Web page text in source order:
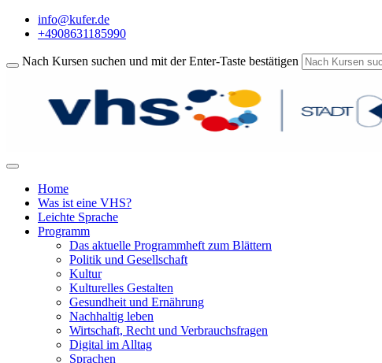
info@kufer.de
+4908631185990
Nach Kursen suchen und mit der Enter-Taste bestätigen
Home
Was ist eine VHS?
Leichte Sprache
Programm
Das aktuelle Programmheft zum Blättern
Politik und Gesellschaft
Kultur
Kulturelles Gestalten
Gesundheit und Ernährung
Nachhaltig leben
Wirtschaft, Recht und Verbrauchsfragen
Digital im Alltag
Sprachen